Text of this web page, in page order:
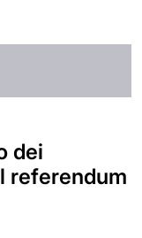
dei
referendum